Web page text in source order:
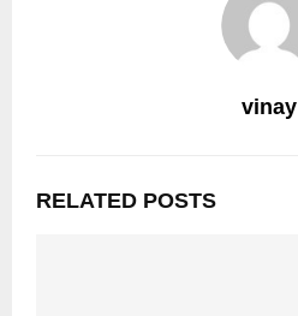
vinay
RELATED POSTS